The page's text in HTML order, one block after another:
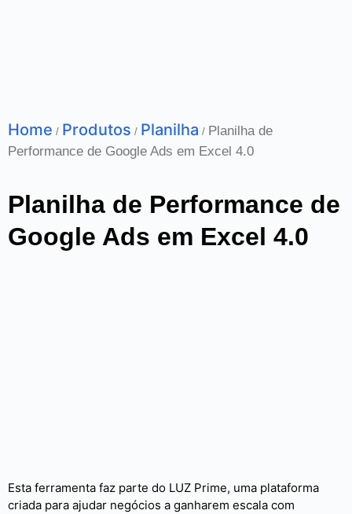
Home / Produtos / Planilha / Planilha de
Performance de Google Ads em Excel 4.0
Planilha de Performance de
Google Ads em Excel 4.0
Esta ferramenta faz parte do LUZ Prime, uma plataforma
criada para ajudar negócios a ganharem escala com